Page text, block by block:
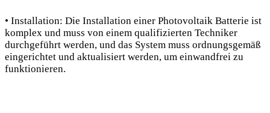
• Installation: Die Installation einer Photovoltaik Batterie ist
komplex und muss von einem qualifizierten Techniker
durchgeführt werden, und das System muss ordnungsgemäß
eingerichtet und aktualisiert werden, um einwandfrei zu
funktionieren.